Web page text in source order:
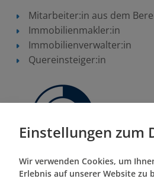
Mitarbeiter:in aus dem
Immobilienmakler:in
Immobilienverwalter:in
Quereinsteiger:in
Einstellungen zum
Wir verwenden Cookies, um
Erlebnis auf unserer Website zu